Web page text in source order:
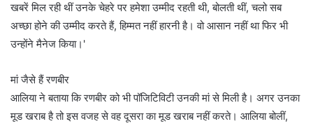
खबरें मिल रही थीं उनके चेहरे पर हमेशा उम्मीद रहती थी, बोलती थीं, चलो सब
अच्छा होने की उम्मीद करते हैं, हिम्मत नहीं हारनी है। वो आसान नहीं था फिर भी
उन्होंने मैनेज किया।'
मां जैसे हैं रणबीर
आलिया ने बताया कि रणबीर को भी पॉजिटिविटी उनकी मां से मिली है। अगर उनका
मूड खराब है तो इस वजह से वह दूसरा का मूड खराब नहीं करते। आलिया बोलीं,